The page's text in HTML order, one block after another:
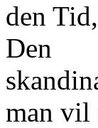
den
Den
man vil